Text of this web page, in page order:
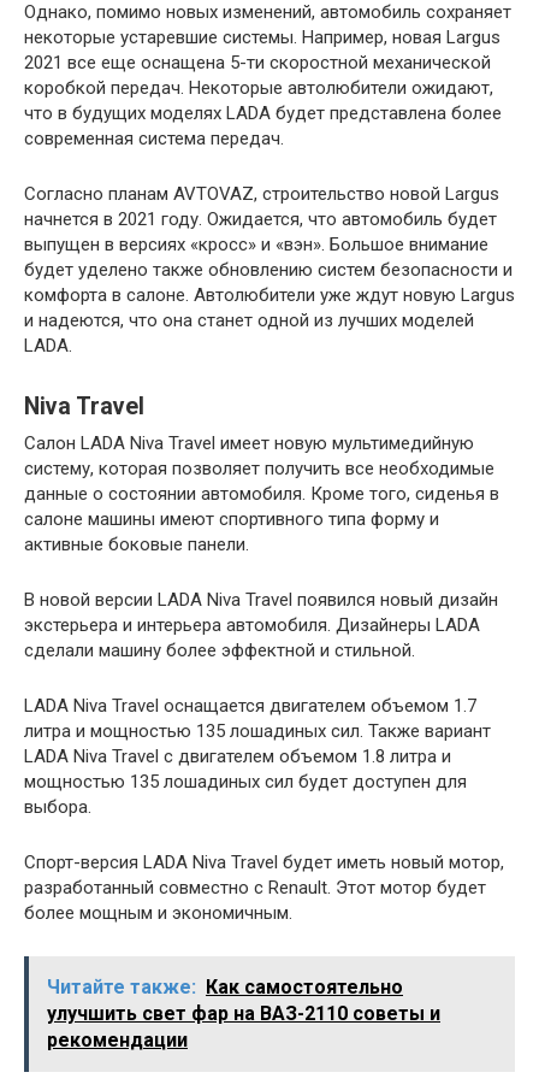
Однако, помимо новых изменений, автомобиль сохраняет
некоторые устаревшие системы. Например, новая Largus
2021 все еще оснащена 5-ти скоростной механической
коробкой передач. Некоторые автолюбители ожидают,
что в будущих моделях LADA будет представлена более
современная система передач.
Согласно планам AVTOVAZ, строительство новой Largus
начнется в 2021 году. Ожидается, что автомобиль будет
выпущен в версиях «кросс» и «вэн». Большое внимание
будет уделено также обновлению систем безопасности и
комфорта в салоне. Автолюбители уже ждут новую Largus
и надеются, что она станет одной из лучших моделей
LADA.
Niva Travel
Салон LADA Niva Travel имеет новую мультимедийную
систему, которая позволяет получить все необходимые
данные о состоянии автомобиля. Кроме того, сиденья в
салоне машины имеют спортивного типа форму и
активные боковые панели.
В новой версии LADA Niva Travel появился новый дизайн
экстерьера и интерьера автомобиля. Дизайнеры LADA
сделали машину более эффектной и стильной.
LADA Niva Travel оснащается двигателем объемом 1.7
литра и мощностью 135 лошадиных сил. Также вариант
LADA Niva Travel с двигателем объемом 1.8 литра и
мощностью 135 лошадиных сил будет доступен для
выбора.
Спорт-версия LADA Niva Travel будет иметь новый мотор,
разработанный совместно с Renault. Этот мотор будет
более мощным и экономичным.
Читайте также: Как самостоятельно
улучшить свет фар на ВАЗ-2110 советы и
рекомендации